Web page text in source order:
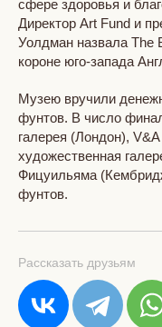
сфере здоровья и
Директор Art Fund и
Уолдман назвала The
короне юго-запада
Музею вручили
фунтов. В число
галерея (Лондон),
художественная
Фицуильяма
фунтов.
Рассказать друзьям